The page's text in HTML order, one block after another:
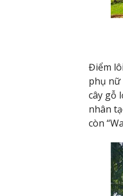
Điểm
phụ nữ
cây gỗ
nhân
còn